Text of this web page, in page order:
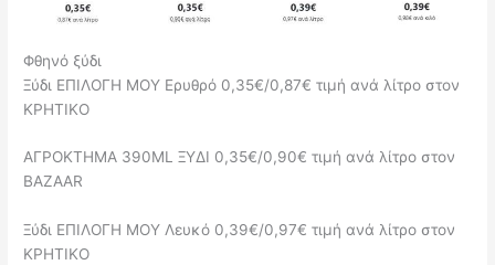
Φθηνό ξύδι
Ξύδι ΕΠΙΛΟΓΗ ΜΟΥ Ερυθρό 0,35€/0,87€ τιμή ανά λίτρο στον
ΚΡΗΤΙΚΟ
ΑΓΡΟΚΤΗΜΑ 390ML ΞΥΔΙ 0,35€/0,90€ τιμή ανά λίτρο στον
BAZAAR
Ξύδι ΕΠΙΛΟΓΗ ΜΟΥ Λευκό 0,39€/0,97€ τιμή ανά λίτρο στον
ΚΡΗΤΙΚΟ